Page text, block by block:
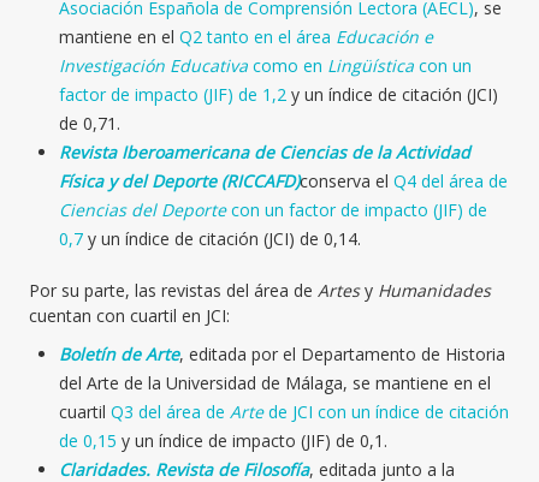
Asociación Española de Comprensión Lectora (AECL), se
mantiene en el Q2 tanto en el área Educación e
Investigación Educativa como en Lingüística con un
factor de impacto (JIF) de 1,2 y un índice de citación (JCI)
de 0,71.
Revista Iberoamericana de Ciencias de la Actividad
Física y del Deporte (RICCAFD)conserva el Q4 del área de
Ciencias del Deportecon un factor de impacto (JIF) de
0,7 y un índice de citación (JCI) de 0,14.
Por su parte, las revistas del área de Artesy Humanidades
cuentan con cuartil en JCI:
Boletín de Arte, editada por el Departamento de Historia
del Arte de la Universidad de Málaga, se mantiene en el
cuartil Q3 del área de Artede JCI con un índice de citación
de 0,15 y un índice de impacto (JIF) de 0,1.
Claridades. Revista de Filosofía, editada junto a la